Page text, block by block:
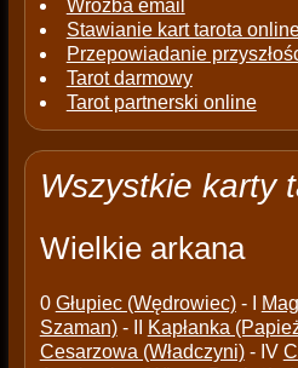
Wróżba email
Stawianie kart tarota
Przepowiadanie
Tarot darmowy
Tarot partnerski online
Wszystkie karty
Wielkie arkana
0 Głupiec (Wędrowiec)- I
Szaman)- II Kapłanka
Cesarzowa (Władczyni)- IV